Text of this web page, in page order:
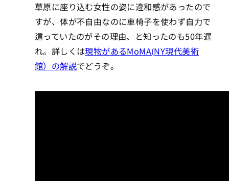
草原に座り込む女性の姿に違和感があったので
すが、体が不自由なのに車椅子を使わず自力で
這っていたのがその理由、と知ったのも50年遅
れ。詳しくは現物があるMoMA(NY現代美術
館）の解説でどうぞ。